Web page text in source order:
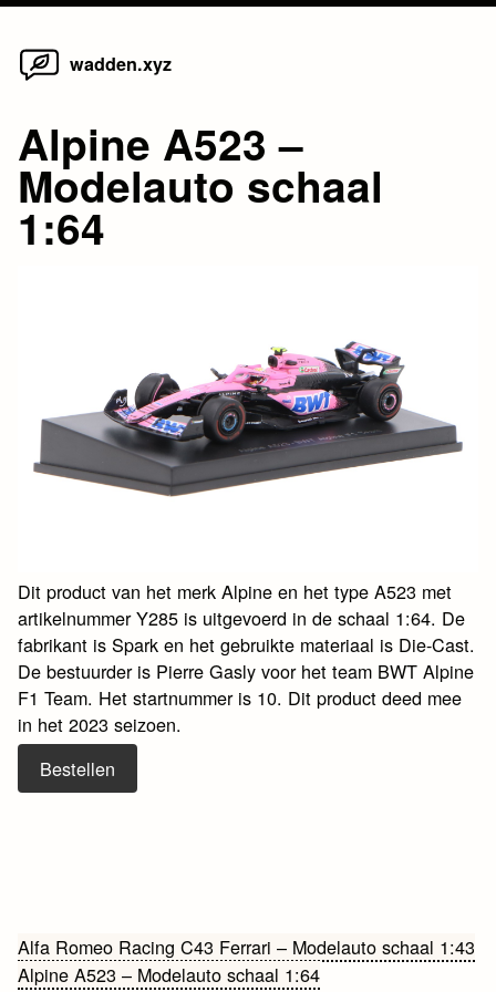
Skip
wadden.xyz
Alpine A523 –
Modelauto schaal
1:64
Dit product van het merk Alpine en het type A523 met
artikelnummer Y285 is uitgevoerd in de schaal 1:64. De
fabrikant is Spark en het gebruikte materiaal is Die-Cast.
De bestuurder is Pierre Gasly voor het team BWT Alpine
F1 Team. Het startnummer is 10. Dit product deed mee
in het 2023 seizoen.
Bestellen
Bericht
Alfa Romeo Racing C43 Ferrari – Modelauto schaal 1:43
Alpine A523 – Modelauto schaal 1:64